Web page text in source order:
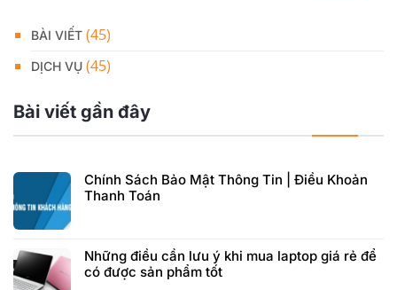
BÀI VIẾT (45)
DỊCH VỤ (45)
Bài viết gần đây
Chính Sách Bảo Mật Thông Tin | Điều Khoản
Thanh Toán
Những điều cần lưu ý khi mua laptop giá rẻ để
có được sản phẩm tốt